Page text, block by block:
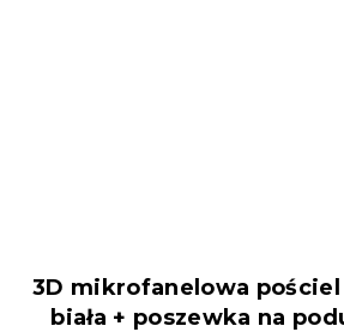
3D mikrofanelowa pościel
biała + poszewka na